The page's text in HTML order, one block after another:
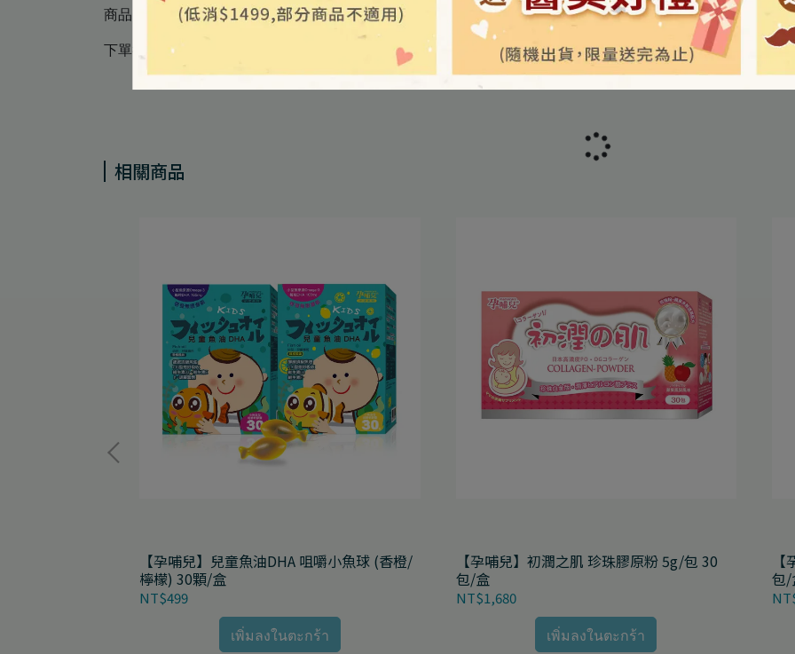
商品出貨：常溫出貨
下單後約1-3天陸續安排出貨
相關商品
【孕哺兒】兒童魚油DHA 咀嚼小魚球 (香橙/
檸檬) 30顆/盒
NT$499
เพิ่มลงในตะกร้า
【孕哺兒】初潤之肌 珍珠膠原粉 5g/包 30
包/盒
NT$1,680
เพิ่มลงในตะกร้า
包/